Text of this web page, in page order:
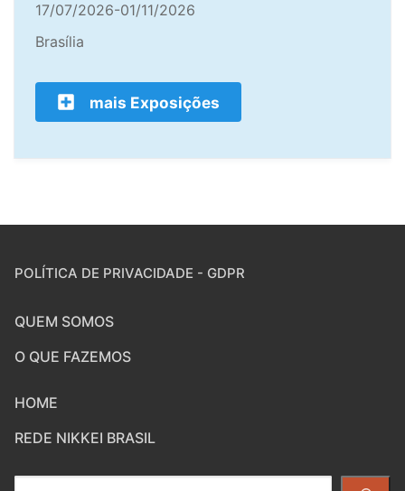
17/07/2026-01/11/2026
Brasília
mais Exposições
POLÍTICA DE PRIVACIDADE - GDPR
QUEM SOMOS
O QUE FAZEMOS
HOME
REDE NIKKEI BRASIL